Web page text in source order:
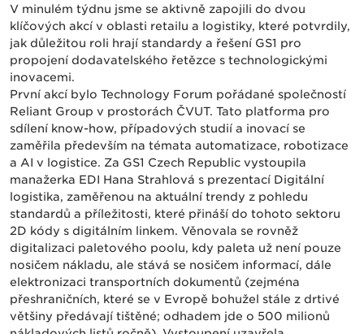
V minulém týdnu jsme se aktivně zapojili do dvou
klíčových akcí v oblasti retailu a logistiky, které potvrdily,
jak důležitou roli hrají standardy a řešení GS1 pro
propojení dodavatelského řetězce s technologickými
inovacemi.
První akcí bylo Technology Forum pořádané společností
Reliant Group v prostorách ČVUT. Tato platforma pro
sdílení know-how, případových studií a inovací se
zaměřila především na témata automatizace, robotizace
a AI v logistice. Za GS1 Czech Republic vystoupila
manažerka EDI Hana Strahlová s prezentací Digitální
logistika, zaměřenou na aktuální trendy z pohledu
standardů a příležitosti, které přináší do tohoto sektoru
2D kódy s digitálním linkem. Věnovala se rovněž
digitalizaci paletového poolu, kdy paleta už není pouze
nosičem nákladu, ale stává se nosičem informací, dále
elektronizaci transportních dokumentů (zejména
přeshraničních, které se v Evropě bohužel stále z drtivé
většiny předávají tištěné; odhadem jde o 500 milionů